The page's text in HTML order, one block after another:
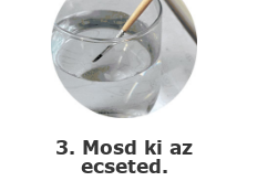
3. Mosd ki az
ecseted.